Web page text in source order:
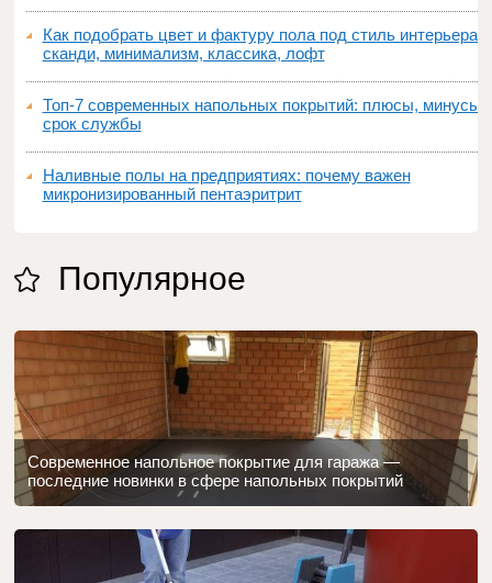
Как подобрать цвет и фактуру пола под стиль интерьера:
сканди, минимализм, классика, лофт
Топ‑7 современных напольных покрытий: плюсы, минусы,
срок службы
Наливные полы на предприятиях: почему важен
микронизированный пентаэритрит
Популярное
Современное напольное покрытие для гаража —
последние новинки в сфере напольных покрытий